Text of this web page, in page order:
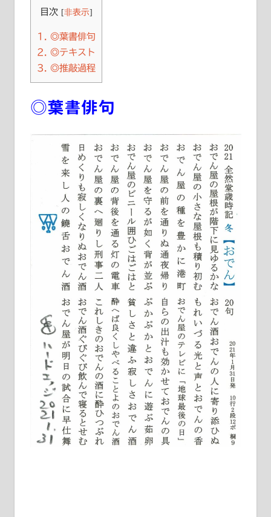
目次 [非表示]
1. ◎葉書俳句
2. ◎テキスト
3. ◎推敲過程
◎葉書俳句